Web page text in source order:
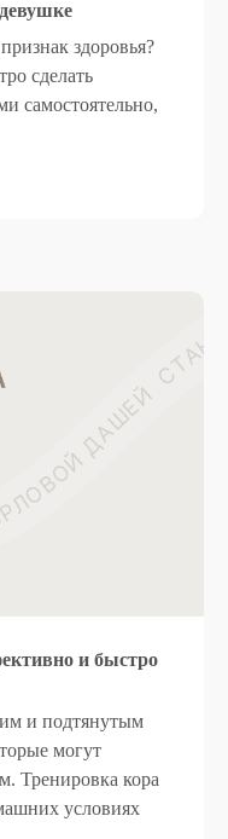
здоровья?
сделать
самостоятельно,
и быстро
и подтянутым
могут
Тренировка кора
условиях